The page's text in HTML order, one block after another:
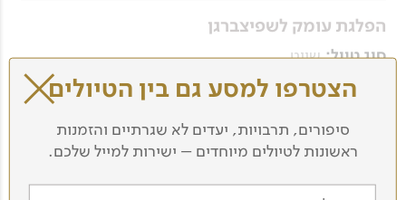
הפלגת עומק לשפיצברגן
סוג טיול: שייט
מדריך: אייל ברטוב
לאדם) - לפרטים פנו אלינו
לפרטים נוספים
הצטרפו למסע גם בין הטיולים
סיפורים, תרבויות, יעדים לא שגרתיים והזמנות
ראשונות לטיולים מיוחדים – ישירות למייל שלכם.